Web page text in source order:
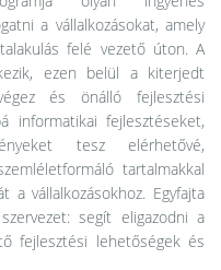
a vállalkozásokat, amely
felé vezető úton. A
ezen belül a kiterjedt
és önálló fejlesztési
informatikai fejlesztéseket,
tesz elérhetővé,
tartalmakkal
a vállalkozásokhoz. Egyfajta
segít eligazodni a
fejlesztési lehetőségek és